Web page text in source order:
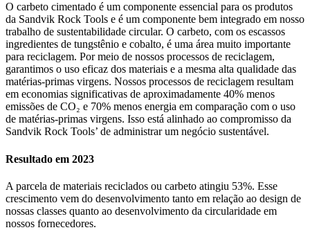
O carbeto cimentado é um componente essencial para os produtos
da Sandvik Rock Tools e é um componente bem integrado em nosso
trabalho de sustentabilidade circular. O carbeto, com os escassos
ingredientes de tungstênio e cobalto, é uma área muito importante
para reciclagem. Por meio de nossos processos de reciclagem,
garantimos o uso eficaz dos materiais e a mesma alta qualidade das
matérias-primas virgens. Nossos processos de reciclagem resultam
em economias significativas de aproximadamente 40% menos
emissões de CO₂ e 70% menos energia em comparação com o uso
de matérias-primas virgens. Isso está alinhado ao compromisso da
Sandvik Rock Tools’ de administrar um negócio sustentável.
Resultado em 2023
A parcela de materiais reciclados ou carbeto atingiu 53%. Esse
crescimento vem do desenvolvimento tanto em relação ao design de
nossas classes quanto ao desenvolvimento da circularidade em
nossos fornecedores.